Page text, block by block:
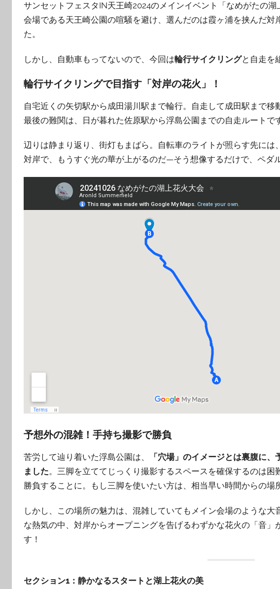
サンセットフェスタIN天王崎2024のメインイベント「なめがたの湖
会場である天王崎公園の喧騒を避け、選んだのは霞ヶ浦を挟んだ対
た。
しかし、自動車もってないので、今回は輪行サイクリングと自走を
輪行サイクリングで目指す「対岸の花火」！
自宅近くの矢切駅から成田湯川駅まで輪行。自走して成田駅まで移
最後の難関は、日が暮れた佐原駅から浮島公園までの自走ルートで
辺りは静まり返り、街灯もまばら。自転車のライトが照らす先に
対岸で、もうすぐ光の華が上がるのだ—そう想像するだけで、ペダ
予想外の混雑！手持ち撮影で勝負
苦労して辿り着いた浮島公園は、
「穴場」のイメージとは裏腹に
ました。三脚を立ててじっくり撮影するスペースを確保するのは困
勝負することに。もし三脚を使いたい方は、相当早い時間からの場
しかし、この場所の魅力は、混雑していてもメイン会場のような
な熱気の中、対岸からオープニングを告げるわずかな花火の「音
す！
セクション1：静かなるスタートと湖上花火の美